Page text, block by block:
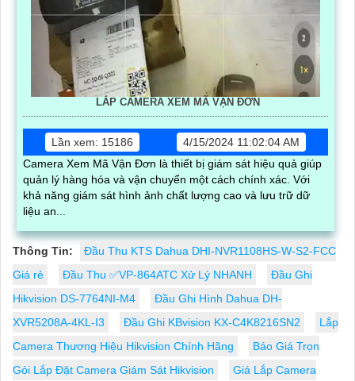
LẮP CAMERA XEM MÃ VẬN ĐƠN
Lần xem: 15186
4/15/2024 11:02:04 AM
Camera Xem Mã Vận Đơn là thiết bị giám sát hiệu quả giúp
quản lý hàng hóa và vận chuyển một cách chính xác. Với
khả năng giám sát hình ảnh chất lượng cao và lưu trữ dữ
liệu an...
Thông Tin:
Đầu Thu KTS Dahua DHI-NVR1108HS-W-S2-FCC
Giá rẻ
Đầu Thu ✅VP-864ATC Xử Lý NHANH
Đầu Ghi
Hikvision DS-7764NI-M4
Đầu Ghi Hình Dahua DH-
XVR5208A-4KL-I3
Đầu Ghi KBvision KX-C4K8216SN2
Lắp
Camera Thương Hiệu Hikvision Chính Hãng
Báo Giá Trọn
Gói Lắp Đặt Camera Giám Sát Hikvision
Giá Lắp Camera